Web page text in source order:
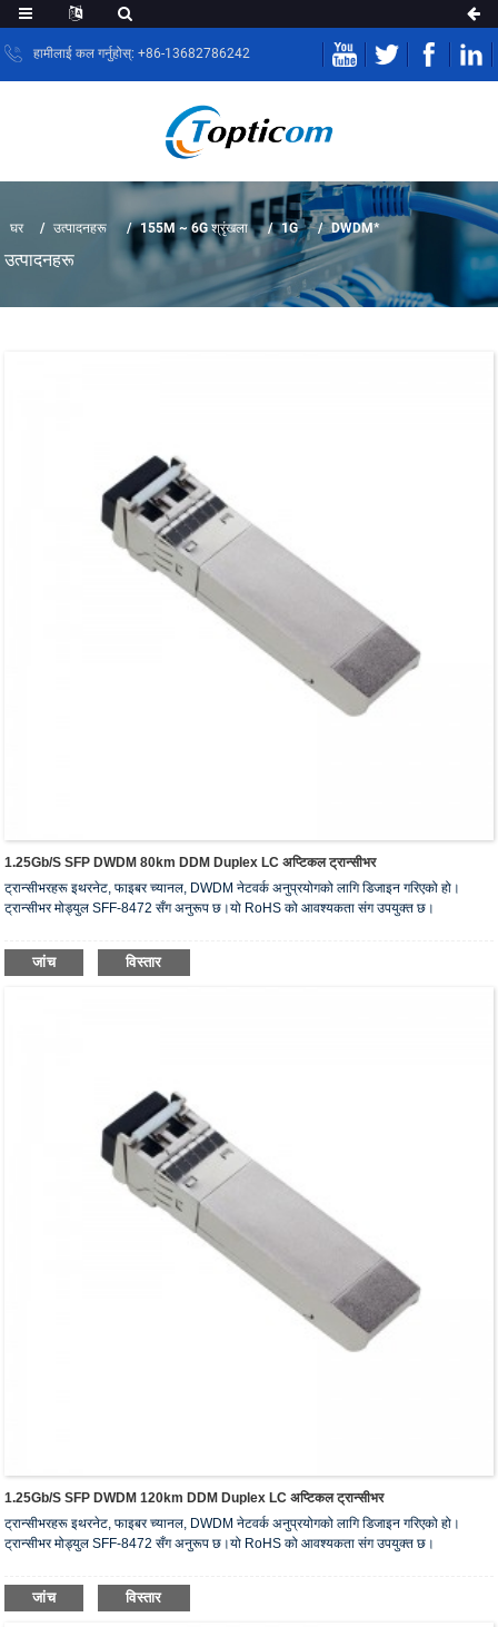
हामीलाई कल गर्नुहोस्: +86-13682786242
घर उत्पादनहरू 155M ~ 6G श्रृंखला 1G DWDM*
उत्पादनहरू
1.25Gb/s SFP DWDM 80km DDM Duplex LC अप्टिकल ट्रान्सीभर
ट्रान्सीभरहरू इथरनेट, फाइबर च्यानल, DWDM नेटवर्क अनुप्रयोगको लागि डिजाइन गरिएको हो।
ट्रान्सीभर मोड्युल SFF-8472 सँग अनुरूप छ।यो RoHS को आवश्यकता संग उपयुक्त छ।
जांच विस्तार
1.25Gb/s SFP DWDM 120km DDM Duplex LC अप्टिकल ट्रान्सीभर
ट्रान्सीभरहरू इथरनेट, फाइबर च्यानल, DWDM नेटवर्क अनुप्रयोगको लागि डिजाइन गरिएको हो।
ट्रान्सीभर मोड्युल SFF-8472 सँग अनुरूप छ।यो RoHS को आवश्यकता संग उपयुक्त छ।
जांच विस्तार